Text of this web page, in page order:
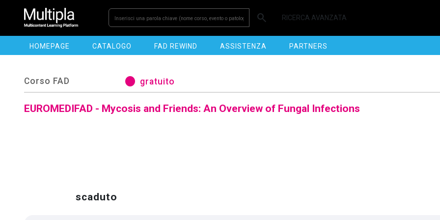
search RICERCA AVANZATA
HOMEPAGE CATALOGO FAD REWIND ASSISTENZA PARTNERS
Corso FAD circle gratuito
EUROMEDIFAD - Mycosis and Friends: An Overview of Fungal Infections
scaduto